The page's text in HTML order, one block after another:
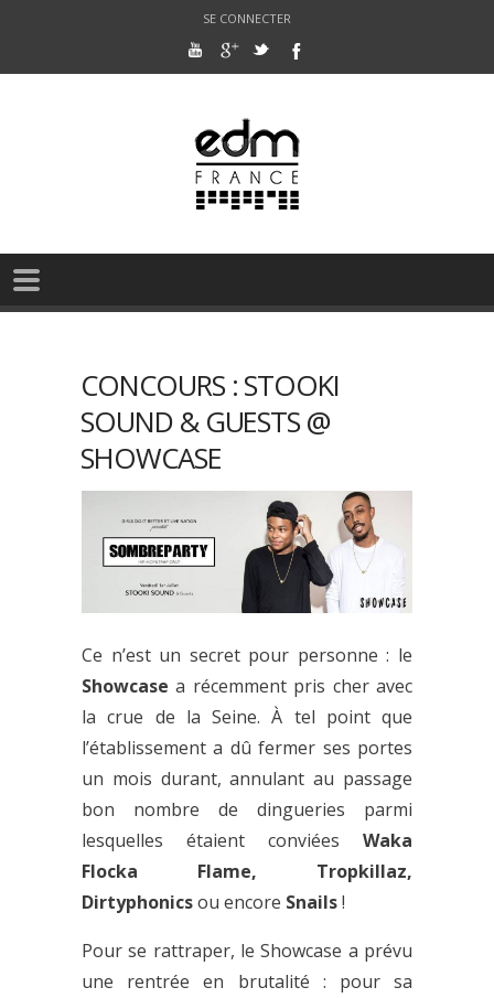
SE CONNECTER
CONCOURS : STOOKI
SOUND & GUESTS @
SHOWCASE
Ce n’est un secret pour personne : le
Showcase a récemment pris cher avec
la crue de la Seine. À tel point que
l’établissement a dû fermer ses portes
un mois durant, annulant au passage
bon nombre de dingueries parmi
lesquelles étaient conviées Waka
Flocka Flame, Tropkillaz,
Dirtyphonicsou encore Snails!
Pour se rattraper, le Showcase a prévu
une rentrée en brutalité : pour sa